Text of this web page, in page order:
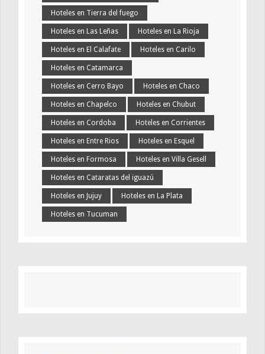
Hoteles en Tierra del fuego
Hoteles en Las Leñas Hoteles en La Rioja
Hoteles en El Calafate Hoteles en Carilo
Hoteles en Catamarca
Hoteles en Cerro Bayo Hoteles en Chaco
Hoteles en Chapelco Hoteles en Chubut
Hoteles en Cordoba Hoteles en Corrientes
Hoteles en Entre Rios Hoteles en Esquel
Hoteles en Formosa Hoteles en Villa Gesell
Hoteles en Cataratas del iguazú
Hoteles en Jujuy Hoteles en La Plata
Hoteles en Tucuman